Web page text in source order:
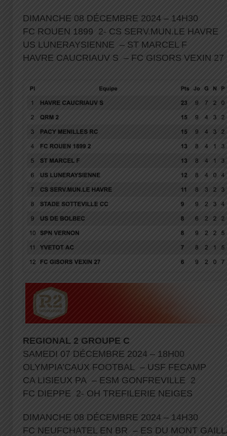
DIMANCHE 08 DÉCEMBRE 2024 – 14H30
FC ROUEN 1899 2- CS SERV.MUN.LE HAVRE
US LUNERAYSIENNE – ST MARCEL F
HAVRE CAUCRIAUV S – FC GISORS VEXIN
REGIONAL 2 GROUPE C
SAMEDI 07 DÉCEMBRE 2024 – 18H00
OLYMPIA’CAUX FOOTBAL – USF FECAMP
CA LISIEUX PA – ESM GONFREVILLE 2
FC DIEPPE 2- OH TREFILERIE NEIGES
DIMANCHE 08 DÉCEMBRE 2024 – 14H30
FC NEUFCHATEL EN BR – ES DU MONT